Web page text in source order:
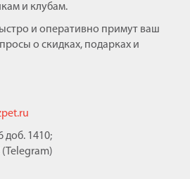
и клубам.
и оперативно примут ваш
о скидках, подарках и
доб. 1410;